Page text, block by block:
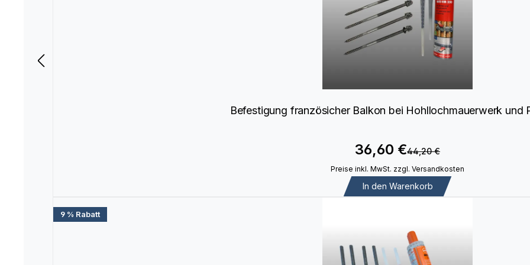
Befestigung französicher Balkon bei Hohllochmauerwerk und
36,60 €44,20 €
Preise inkl. MwSt. zzgl. Versandkosten
In den Warenkorb
9 % Rabatt